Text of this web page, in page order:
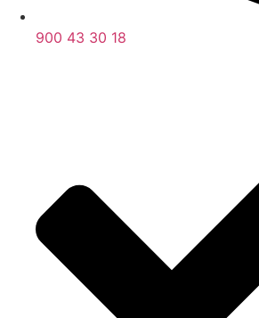
900 43 30 18